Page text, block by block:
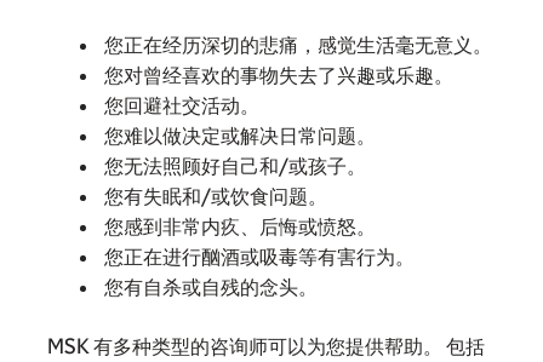
您正在经历深切的悲痛，感觉生活毫无意义。
您对曾经喜欢的事物失去了兴趣或乐趣。
您回避社交活动。
您难以做决定或解决日常问题。
您无法照顾好自己和/或孩子。
您有失眠和/或饮食问题。
您感到非常内疚、后悔或愤怒。
您正在进行酗酒或吸毒等有害行为。
您有自杀或自残的念头。
MSK 有多种类型的咨询师可以为您提供帮助。 包括